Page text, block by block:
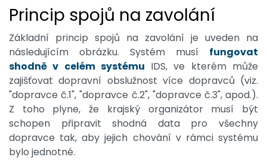
Princip spojů na zavolání
Základní princip spojů na zavolání je uveden na
následujícím obrázku. Systém musí fungovat
shodně v celém systému IDS, ve kterém může
zajišťovat dopravní obslužnost více dopravců (viz.
"dopravce č.1", "dopravce č.2", "dopravce č.3", apod.).
Z toho plyne, že krajský organizátor musí být
schopen připravit shodná data pro všechny
dopravce tak, aby jejich chování v rámci systému
bylo jednotné.